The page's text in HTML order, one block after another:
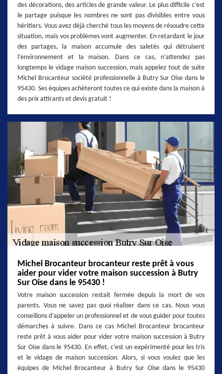
des décorations, des articles de grande valeur. Le plus difficile c’est
le partage puisque les nombres ne sont pas divisibles entre vous
héritiers. Vous avez déjà cherché tous les moyens de résoudre cette
situation, mais vos problèmes vont augmenter. En retardant le jour
des partages, la maison accumule des saletés qui détruisent
l’environnement et la maison. Dans ce cas, n’attendez pas
longtemps le vidage maison succession, mais appelez tout de suite
Michel Brocanteur société professionnelle à Butry Sur Oise dans le
95430. Ses équipes achèteront toutes ce qui existe dans la maison à
des prix attirants et devis gratuit !
Michel Brocanteur brocanteur reste prêt à vous
aider pour vider votre maison succession à Butry
Sur Oise dans le 95430 !
Votre maison succession restait fermée depuis la mort de vos
parents. Vous ne savez pas quoi réaliser dans ce cas. Nous vous
conseillons d’appeler un professionnel et de vous guider pour toutes
démarches à suivre. Dans ce cas Michel Brocanteur brocanteur
reste prêt à vous aider pour vider votre maison succession à Butry
Sur Oise dans le 95430. En effet, c’est un expérimenté pour les tris
et le vidage de maison succession. Alors, si vous voulez que les
équipes de Michel Brocanteur à Butry Sur Oise dans le 95430